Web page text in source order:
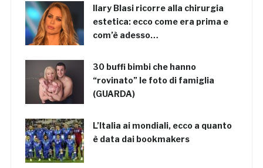
Ilary Blasi ricorre alla chirurgia
estetica: ecco come era prima e
com’è adesso…
30 buffi bimbi che hanno
“rovinato” le foto di famiglia
(GUARDA)
L’Italia ai mondiali, ecco a quanto
è data dai bookmakers